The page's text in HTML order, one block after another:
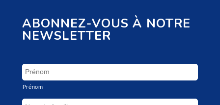
ABONNEZ-VOUS À NOTRE
NEWSLETTER
Prénom